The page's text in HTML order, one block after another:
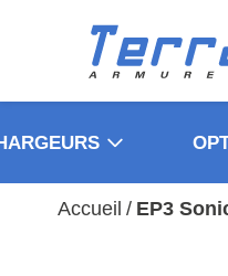
Accueil / EP3